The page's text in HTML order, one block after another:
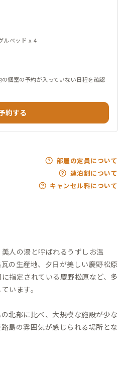
ルベッド x 4
の個室の予約が入っていない日程を確認
約する
部屋の定員について
連泊割について
キャンセル料について
人の湯と呼ばれるうずしお温
の生産地、夕日が美しい慶野松原
指定されている慶野松原など、多
います。
北部に比べ、大規模な施設が少な
島の雰囲気が感じられる場所とな